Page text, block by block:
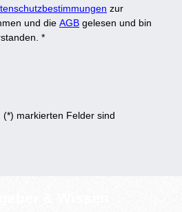
zur
und die AGB gelesen und bin
*
(*) markierten Felder sind